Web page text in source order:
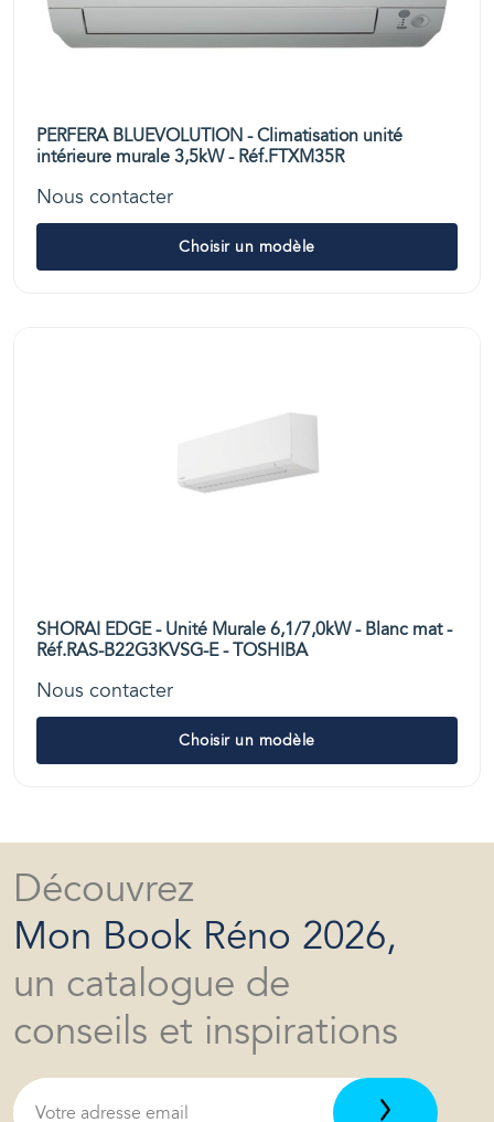
PERFERA BLUEVOLUTION - Climatisation unité
intérieure murale 3,5kW - Réf.FTXM35R
Nous contacter
Choisir un modèle
SHORAI EDGE - Unité Murale 6,1/7,0kW - Blanc mat -
Réf.RAS-B22G3KVSG-E - TOSHIBA
Nous contacter
Choisir un modèle
Découvrez
Mon Book Réno 2026,
un catalogue de
conseils et inspirations